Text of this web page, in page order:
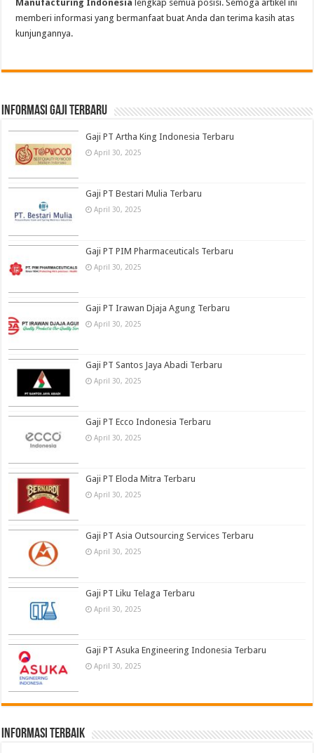
Manufacturing Indonesia lengkap semua posisi. Semoga artikel ini
memberi informasi yang bermanfaat buat Anda dan terima kasih atas
kunjungannya.
informasi gaji terbaru
Gaji PT Artha King Indonesia Terbaru
April 30, 2025
Gaji PT Bestari Mulia Terbaru
April 30, 2025
Gaji PT PIM Pharmaceuticals Terbaru
April 30, 2025
Gaji PT Irawan Djaja Agung Terbaru
April 30, 2025
Gaji PT Santos Jaya Abadi Terbaru
April 30, 2025
Gaji PT Ecco Indonesia Terbaru
April 30, 2025
Gaji PT Eloda Mitra Terbaru
April 30, 2025
Gaji PT Asia Outsourcing Services Terbaru
April 30, 2025
Gaji PT Liku Telaga Terbaru
April 30, 2025
Gaji PT Asuka Engineering Indonesia Terbaru
April 30, 2025
informasi terbaik